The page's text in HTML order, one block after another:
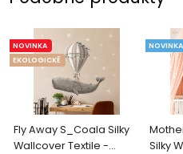
Fly Away S_Coala Silky
Wallcover Textile -
NOVINKA
EKOLOGICKĚ
Silky
NOVINKA